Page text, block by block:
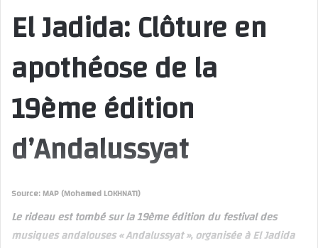
El Jadida: Clôture en
apothéose de la
19ème édition
d’Andalussyat
Source: MAP (Mohamed LOKHNATI)
Le rideau est tombé sur la 19ème édition du festival des
musiques andalouses « Andalussyat », organisée à El Jadida